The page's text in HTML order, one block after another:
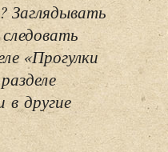
Заглядывать
«Прогулки
в другие